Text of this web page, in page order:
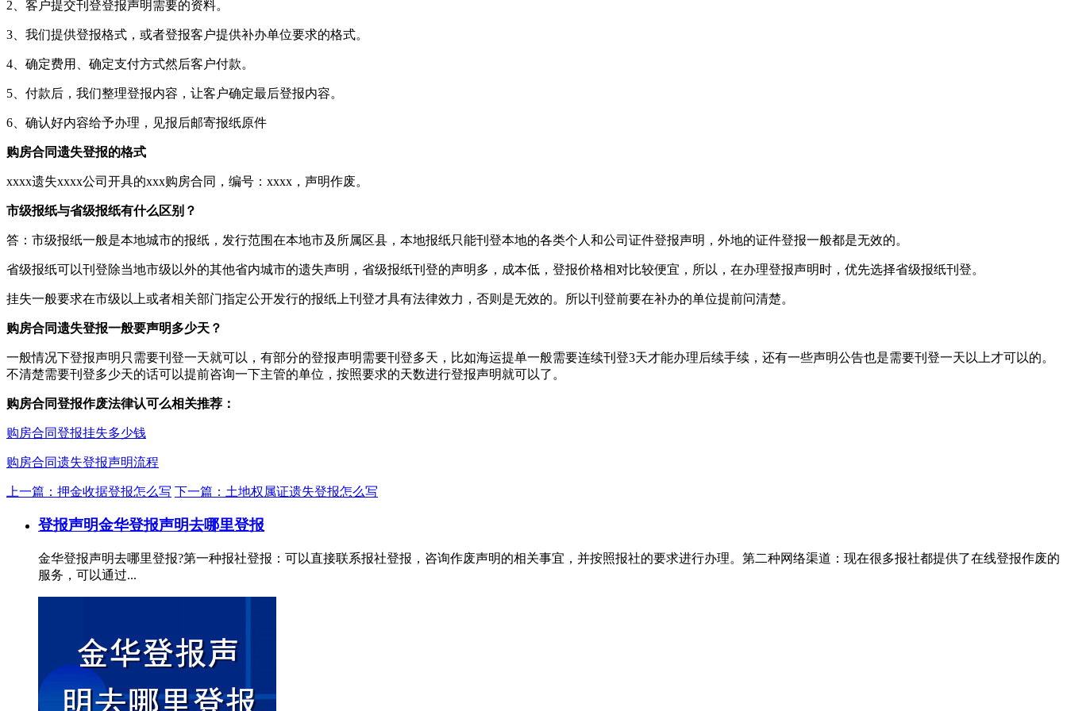
2、客户提交刊登登报声明需要的资料。
3、我们提供登报格式，或者登报客户提供补办单位要求的格式。
4、确定费用、确定支付方式然后客户付款。
5、付款后，我们整理登报内容，让客户确定最后登报内容。
6、确认好内容给予办理，见报后邮寄报纸原件
购房合同遗失登报的格式
xxxx遗失xxxx公司开具的xxx购房合同，编号：xxxx，声明作废。
市级报纸与省级报纸有什么区别？
答：市级报纸一般是本地城市的报纸，发行范围在本地市及所属区县，本地报纸只能刊登本地的各类个人和公司证件登报声明，外地的证件登报一般都是无效的。
省级报纸可以刊登除当地市级以外的其他省内城市的遗失声明，省级报纸刊登的声明多，成本低，登报价格相对比较便宜，所以，在办理登报声明时，优先选择省级报纸刊登。
挂失一般要求在市级以上或者相关部门指定公开发行的报纸上刊登才具有法律效力，否则是无效的。所以刊登前要在补办的单位提前问清楚。
购房合同遗失登报一般要声明多少天？
一般情况下登报声明只需要刊登一天就可以，有部分的登报声明需要刊登多天，比如海运提单一般需要连续刊登3天才能办理后续手续，还有一些声明公告也是需要刊登一天以上才可以的。
不清楚需要刊登多少天的话可以提前咨询一下主管的单位，按照要求的天数进行登报声明就可以了。
购房合同登报作废法律认可么相关推荐：
购房合同登报挂失多少钱
购房合同遗失登报声明流程
上一篇：押金收据登报怎么写 下一篇：土地权属证遗失登报怎么写
登报声明金华登报声明去哪里登报
金华登报声明去哪里登报?第一种报社登报：可以直接联系报社登报，咨询作废声明的相关事宜，并按照报社的要求进行办理。第二种网络渠道：现在很多报社都提供了在线登报作废的
服务，可以通过...